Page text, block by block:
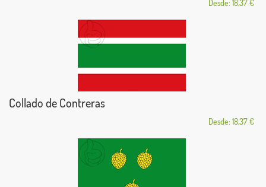
Desde: 18,37 €
Collado de Contreras
Desde: 18,37 €